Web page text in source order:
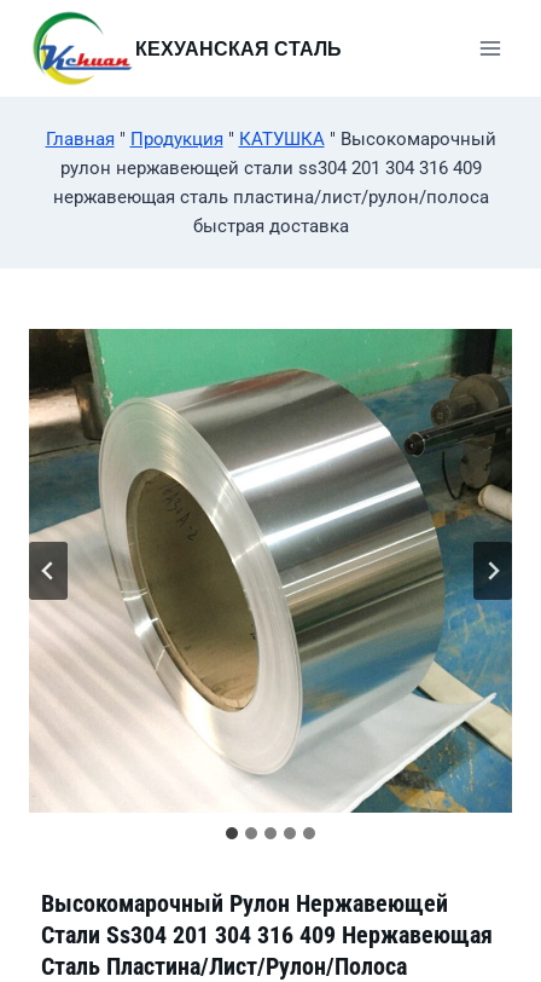
Перейти
содержимому
КЕХУАНСКАЯ СТАЛЬ
Главная " Продукция " КАТУШКА" Высокомарочный
рулон нержавеющей стали ss304 201 304 316 409
нержавеющая сталь пластина/лист/рулон/полоса
быстрая доставка
Высокомарочный Рулон Нержавеющей
Стали Ss304 201 304 316 409 Нержавеющая
Сталь Пластина/лист/рулон/полоса